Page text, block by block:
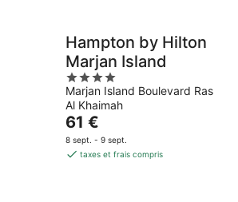
Hampton by Hilton
Marjan Island
4
out
of
5
Marjan Island Boulevard Ras
Al Khaimah
Le
prix
est
61 €
8 sept. - 9 sept.
taxes et frais compris